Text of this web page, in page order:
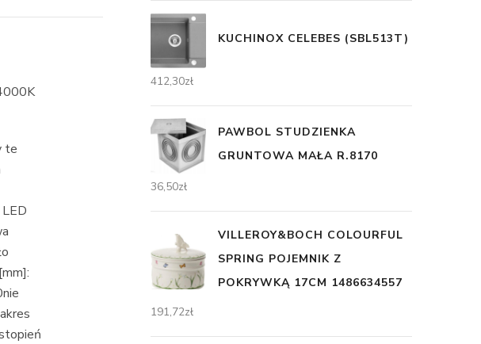
te
KUCHINOX CELEBES (SBL513T)
412,30zł
PAWBOL STUDZIENKA
GRUNTOWA MAŁA R.8170
36,50zł
VILLEROY&BOCH COLOURFUL
SPRING POJEMNIK Z
POKRYWKĄ 17CM 1486634557
191,72zł